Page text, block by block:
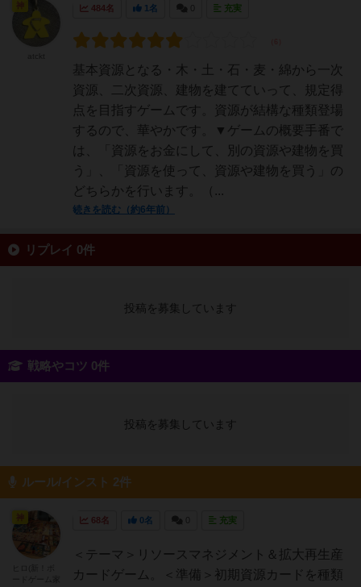
484名 1名 充実
基本資源となる・木・土・石・麦・綿から一次
資源、二次資源、建物を建てていって、規定得
点を目指すゲームです。資源が結構な種類登場
するので、華やかです。▼ゲームの概要手番で
は、「資源をお金にして、別の資源や建物を買
う」、「資源を使って、資源や建物を買う」の
どちらかを行います。（...
続きを読む（約6年前）
神
リプレイ 0件
投稿を募集しています
戦略やコツ 0件
投稿を募集しています
ルール/インスト 2件
68名 0名 充実
＜テーマ＞リソースマネジメント＆拡大再生産
カードゲーム。＜準備＞初期資源カードを種類
神